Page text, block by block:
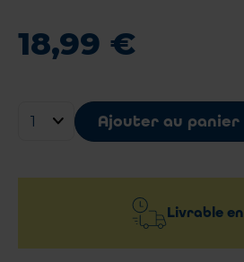
18,99 €
Ajouter au panier
Livrable en